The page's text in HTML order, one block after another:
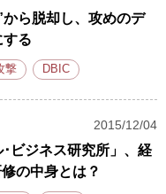
ら脱却し、攻めのデ
する
撃 DBIC
2015/12/04
ビジネス研究所」、経
の中身とは？